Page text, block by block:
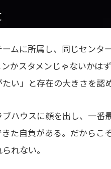
ムに所属し、同じセンタ
かスタメンじゃないかは
い」と存在の大きさを認め
ハウスに顔を出し、一番
た自負がある。だからこ
れない。